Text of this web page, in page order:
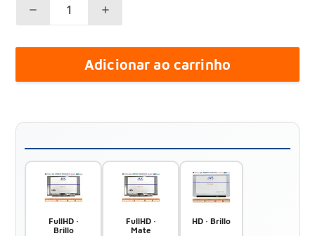
Adicionar ao carrinho
FullHD ·
Brillo
FullHD ·
Mate
HD · Brillo